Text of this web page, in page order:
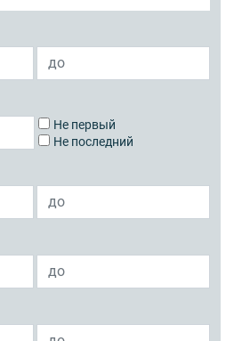
Не первый
Не последний